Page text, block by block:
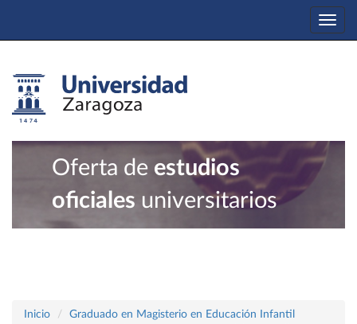
Oferta de estudios
oficiales universitarios
Inicio
Graduado en Magisterio en Educación Infantil